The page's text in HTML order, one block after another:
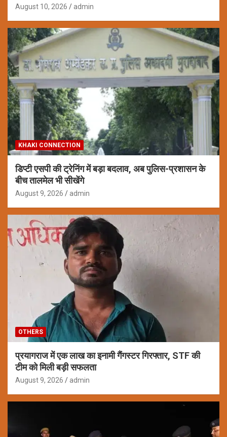
August 10, 2026 admin
KHAKI CONNECTION
डिप्टी एसपी की ट्रेनिंग में बड़ा बदलाव, अब पुलिस-प्रशासन के
बीच तालमेल भी सीखेंगे
August 9, 2026 admin
OTHERS
प्रयागराज में एक लाख का इनामी गैंगस्टर गिरफ्तार, STF की
टीम को मिली बड़ी सफलता
August 9, 2026 admin